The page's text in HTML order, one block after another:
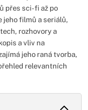
přes sci-fi až po
jeho filmů a seriálů,
rozhovory a
a vliv na
jeho raná tvorba,
relevantních